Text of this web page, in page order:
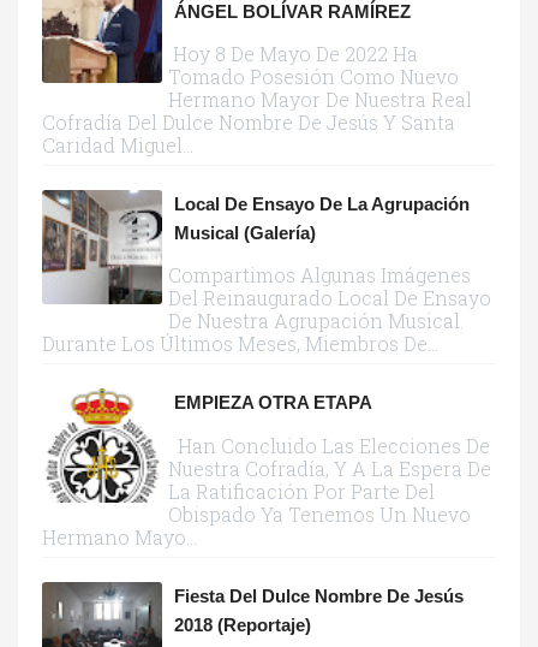
ÁNGEL BOLÍVAR RAMÍREZ
Hoy 8 De Mayo De 2022 Ha
Tomado Posesión Como Nuevo
Hermano Mayor De Nuestra Real
Cofradía Del Dulce Nombre De Jesús Y Santa
Caridad Miguel...
Local De Ensayo De La Agrupación
Musical (galería)
Compartimos Algunas Imágenes
Del Reinaugurado Local De Ensayo
De Nuestra Agrupación Musical.
Durante Los Últimos Meses, Miembros De...
EMPIEZA OTRA ETAPA
Han Concluido Las Elecciones De
Nuestra Cofradía, Y A La Espera De
La Ratificación Por Parte Del
Obispado Ya Tenemos Un Nuevo
Hermano Mayo...
Fiesta Del Dulce Nombre De Jesús
2018 (reportaje)